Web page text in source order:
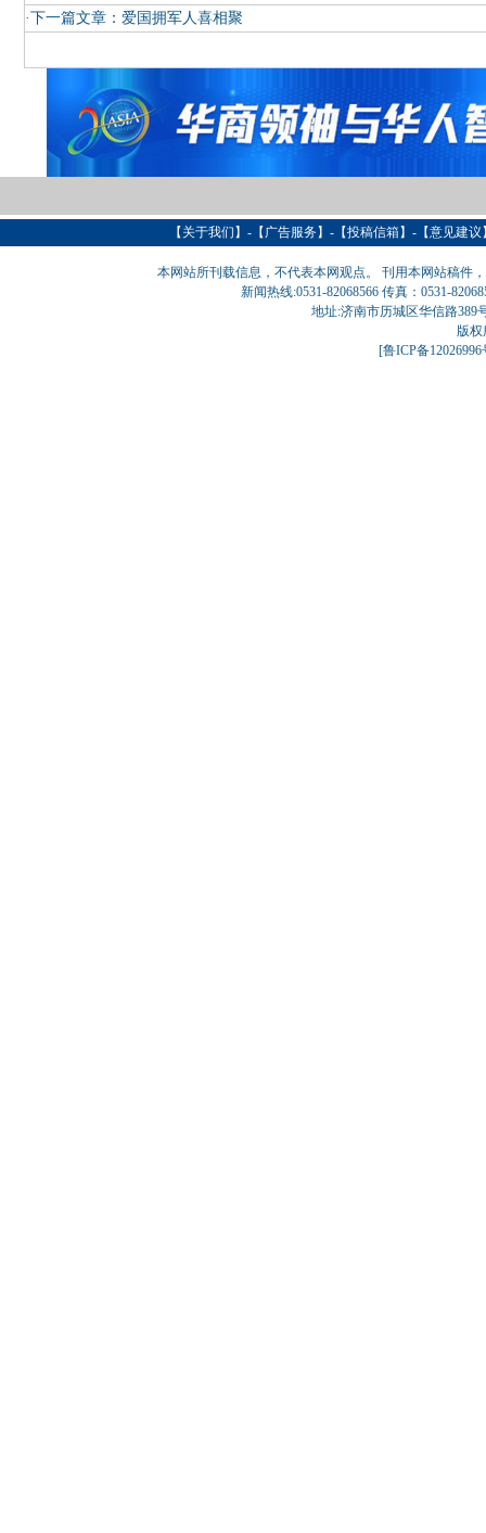
·下一篇文章： 爱国拥军人喜相聚
【 关于我们 】-【 广告服务】-【投稿信箱】-【意见建
本网站所刊载信息，不代表本网观点。 刊用本网站稿件
新闻热线:0531-82068566 传真：0531-
地址:济南市历城区华信路389
版
[鲁ICP备12026996